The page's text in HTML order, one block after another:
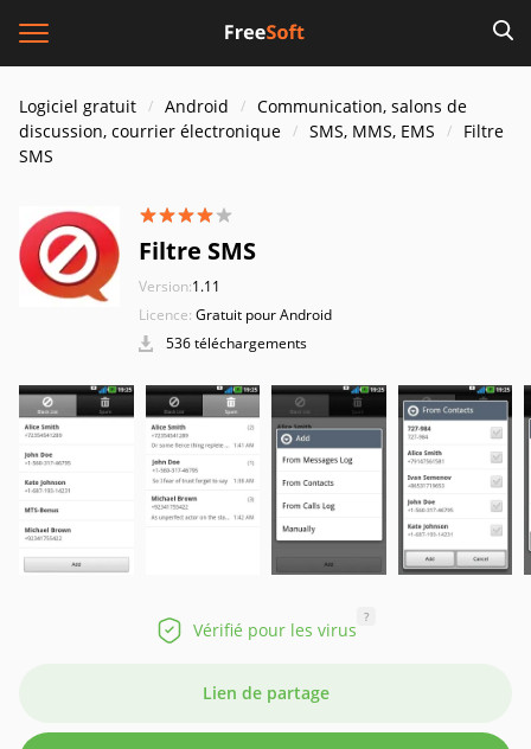
Logiciel gratuit Android
Communication, salons de
discussion, courrier électronique
SMS, MMS, EMS
Filtre
SMS
Filtre SMS
Version:1.11
Licence: Gratuit pour Android
536 téléchargements
Vérifié pour les virus
?
Lien de partage